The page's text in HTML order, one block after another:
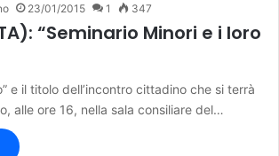
23/01/2015 1 347
“Seminario Minori e i loro
e il titolo dell’incontro cittadino che si terrà
alle ore 16, nella sala consiliare del…